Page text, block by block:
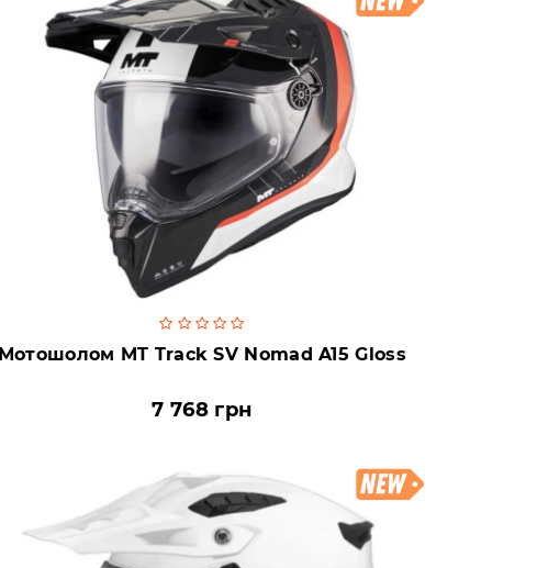
Мотошолом MT Track SV Nomad A15 Gloss
7 768 грн